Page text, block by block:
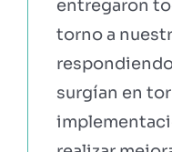
entregaron
torno a
surgían en